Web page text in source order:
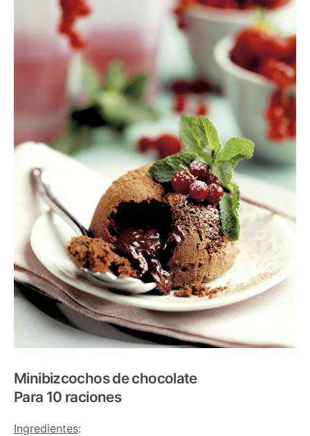
Minibizcochos de chocolate
Para 10 raciones
Ingredientes: